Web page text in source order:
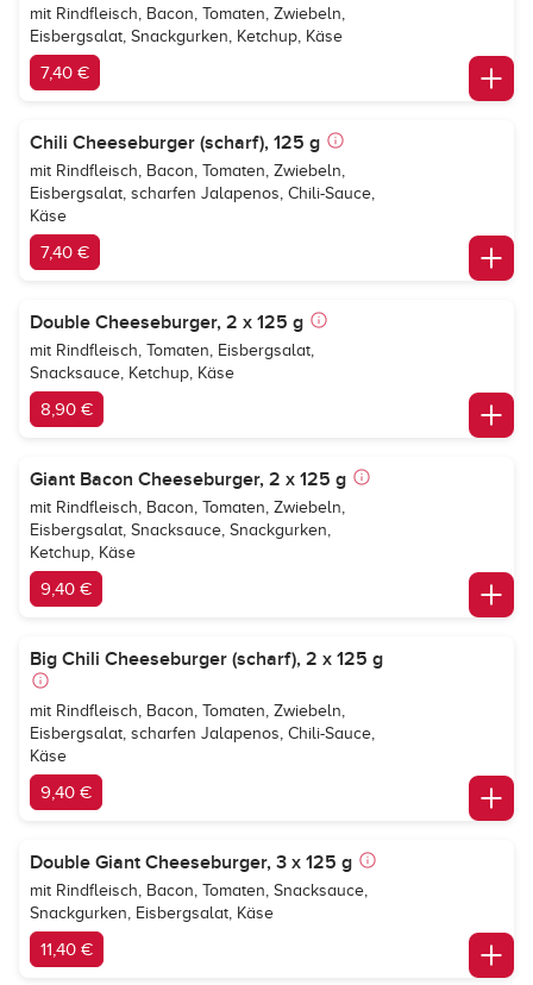
mit Rindfleisch, Bacon, Tomaten, Zwiebeln,
Eisbergsalat, Snackgurken, Ketchup, Käse
7,40 €
Chili Cheeseburger (scharf), 125 g
mit Rindfleisch, Bacon, Tomaten, Zwiebeln,
Eisbergsalat, scharfen Jalapenos, Chili-Sauce,
Käse
7,40 €
Double Cheeseburger, 2 x 125 g
mit Rindfleisch, Tomaten, Eisbergsalat,
Snacksauce, Ketchup, Käse
8,90 €
Giant Bacon Cheeseburger, 2 x 125 g
mit Rindfleisch, Bacon, Tomaten, Zwiebeln,
Eisbergsalat, Snacksauce, Snackgurken,
Ketchup, Käse
9,40 €
Big Chili Cheeseburger (scharf), 2 x 125 g
mit Rindfleisch, Bacon, Tomaten, Zwiebeln,
Eisbergsalat, scharfen Jalapenos, Chili-Sauce,
Käse
9,40 €
Double Giant Cheeseburger, 3 x 125 g
mit Rindfleisch, Bacon, Tomaten, Snacksauce,
Snackgurken, Eisbergsalat, Käse
11,40 €